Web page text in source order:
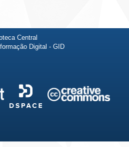
Central
Digital - GID